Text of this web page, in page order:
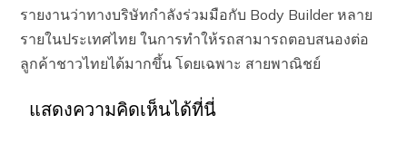
รายงานว่าทางบริษัทกำลังร่วมมือกับ Body Builder หลาย
รายในประเทศไทย ในการทำให้รถสามารถตอบสนองต่อ
ลูกค้าชาวไทยได้มากขึ้น โดยเฉพาะ สายพาณิชย์
แสดงความคิดเห็นได้ที่นี่